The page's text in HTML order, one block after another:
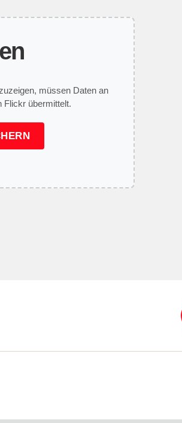
müssen Daten an
Flickr übermittelt.